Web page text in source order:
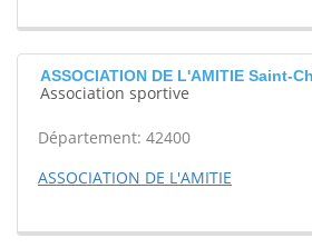
ASSOCIATION DE L'AMITIE Saint-
Association sportive
Département: 42400
ASSOCIATION DE L'AMITIE